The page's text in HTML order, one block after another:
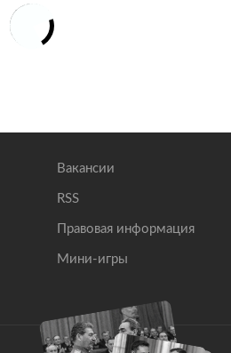
Вакансии
RSS
Правовая информация
Мини-игры